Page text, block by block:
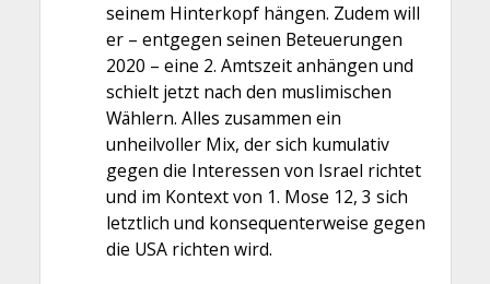
seinem Hinterkopf hängen. Zudem will
er – entgegen seinen Beteuerungen
2020 – eine 2. Amtszeit anhängen und
schielt jetzt nach den muslimischen
Wählern. Alles zusammen ein
unheilvoller Mix, der sich kumulativ
gegen die Interessen von Israel richtet
und im Kontext von 1. Mose 12, 3 sich
letztlich und konsequenterweise gegen
die USA richten wird.